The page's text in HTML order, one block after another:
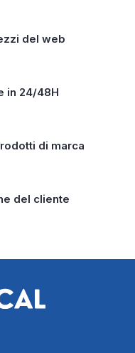
del web
in 24/48H
di marca
del cliente